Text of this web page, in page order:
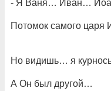
- Я Ваня… Иван…
Потомок самого царя
Но видишь… я
А Он был другой…